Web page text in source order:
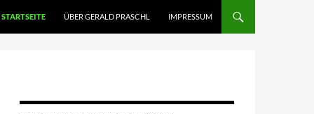
STARTSEITE ÜBER GERALD PRASCHL IMPRESSUM